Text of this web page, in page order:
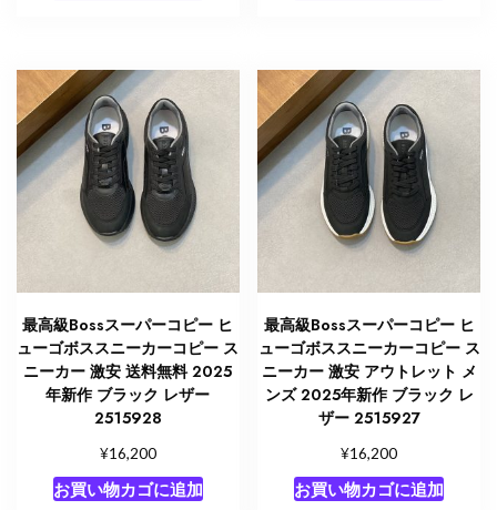
最高級Bossスーパーコピー ヒ
ューゴボススニーカーコピー ス
ニーカー 激安 送料無料 2025
年新作 ブラック レザー
2515928
¥16,200
お買い物カゴに追加
最高級Bossスーパーコピー ヒ
ューゴボススニーカーコピー ス
ニーカー 激安 アウトレット メ
ンズ 2025年新作 ブラック レ
ザー 2515927
¥16,200
お買い物カゴに追加